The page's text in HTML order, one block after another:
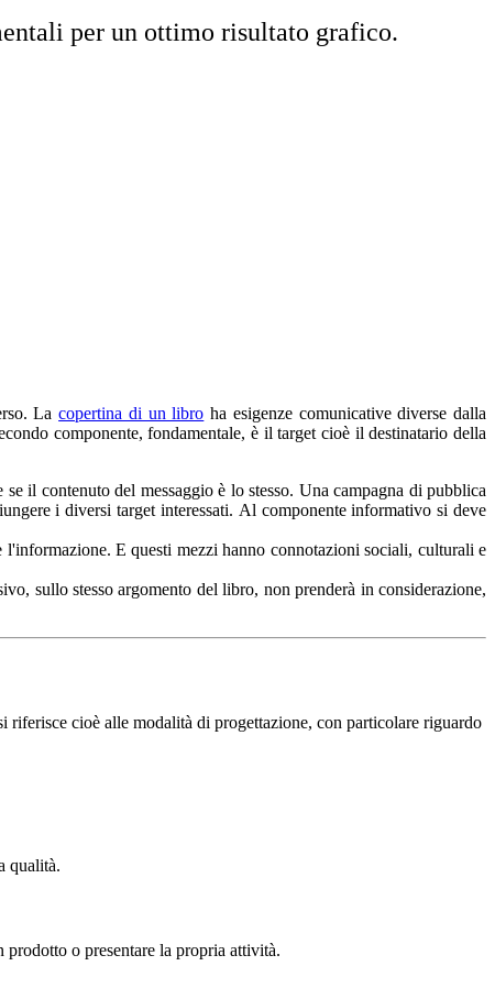
per un ottimo risultato grafico.
La copertina di un libro ha esigenze comunicative diverse dalla
componente, fondamentale, è il target cioè il destinatario della
il contenuto del messaggio è lo stesso. Una campagna di pubblica
i diversi target interessati. Al componente informativo si deve
E questi mezzi hanno connotazioni sociali, culturali e
sullo stesso argomento del libro, non prenderà in considerazione,
cioè alle modalità di progettazione, con particolare riguardo
qualità.
o presentare la propria attività.